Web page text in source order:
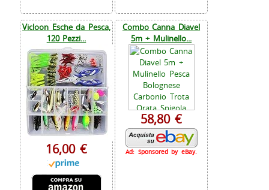
Vicloon Esche da Pesca,
120 Pezzi...
16,00 €
Combo Canna Diavel
5m + Mulinello...
58,80 €
Ad: Sponsored by eBay.